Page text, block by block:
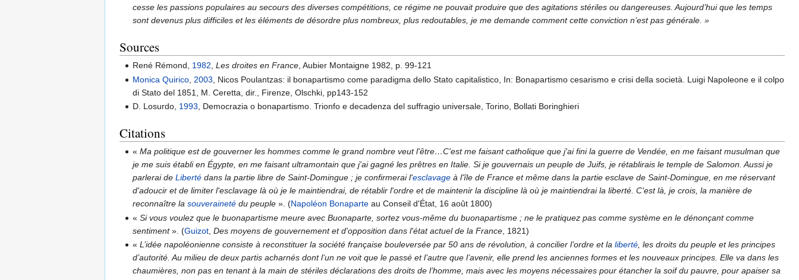
cesse les passions populaires au secours des diverses compétitions, ce régime ne pouvait produire que des agitations stériles ou dangereuses. Aujourd’hui que les temps
sont devenus plus difficiles et les éléments de désordre plus nombreux, plus redoutables, je me demande comment cette conviction n’est pas générale. »
Sources
René Rémond, 1982,Les droites en France, Aubier Montaigne 1982, p. 99-121
Monica Quirico 2003 , Nicos Poulantzas: il bonapartismo come paradigma dello Stato capitalistico, In: Bonapartismo cesarismo e crisi della società. Luigi Napoleone e il colpo
di Stato del 1851, M. Ceretta, dir., Firenze, Olschki, pp143-152
D. Losurdo, 1993 , Democrazia o bonapartismo. Trionfo e decadenza del suffragio universale, Torino, Bollati Boringhieri
Citations
«Ma politique est de gouverner les hommes comme le grand nombre veut l'être…C'est me faisant catholique que j'ai fini la guerre de Vendée, en me faisant musulman que
je me suis établi en Égypte, en me faisant ultramontain que j'ai gagné les prêtres en Italie. Si je gouvernais un peuple de Juifs, je rétablirais le temple de Salomon. Aussi je
parlerai deLiberté dans la partie libre de Saint-Domingue ; je confirmerai l'esclavage à l'île de France et même dans la partie esclave de Saint-Domingue, en me réservant
d'adoucir et de limiter l'esclavage là où je le maintiendrai, de rétablir l'ordre et de maintenir la discipline là où je maintiendrai la liberté. C'est là, je crois, la manière de
reconnaître lasouveraineté du peuple ». (Napoléon Bonaparte au Conseil d'État, 16 août 1800)
«Si vous voulez que le buonapartisme meure avec Buonaparte, sortez vous-même du buonapartisme ; ne le pratiquez pas comme système en le dénonçant comme
sentiment» . (Guizot ,Des moyens de gouvernement et d'opposition dans l'état actuel de la France , 1821)
«L’idée napoléonienne consiste à reconstituer la société française bouleversée par 50 ans de révolution, à concilier l’ordre et laliberté , les droits du peuple et les principes
d’autorité. Au milieu de deux partis acharnés dont l’un ne voit que le passé et l’autre que l’avenir, elle prend les anciennes formes et les nouveaux principes. Elle va dans les
chaumières, non pas en tenant à la main de stériles déclarations des droits de l’homme, mais avec les moyens nécessaires pour étancher la soif du pauvre, pour apaiser sa